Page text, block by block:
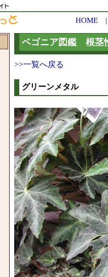
HOME
ベゴニア図鑑 根茎
>>一覧へ戻る
グリーンメタル